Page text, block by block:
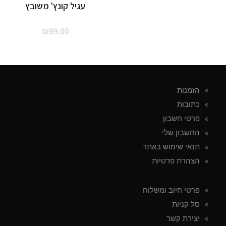
עגיל קונץ' משובץ
₪99.00
הזמנות
כתובות
פרטי חשבון
החשבון שלי
תנאי שימוש באתר
הצהרת פרטיות
פרטי חיוב ומשלוח
סל קניות
יצירת קשר